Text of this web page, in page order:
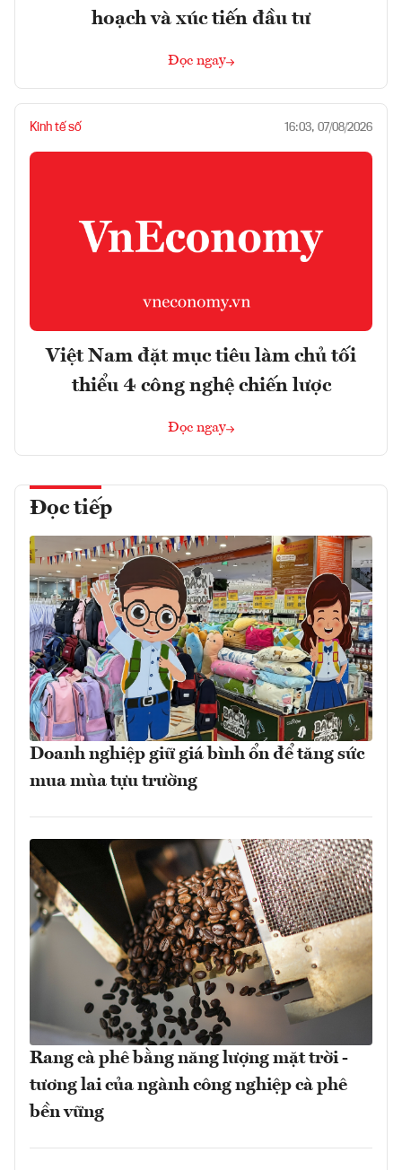
hoạch và xúc tiến đầu tư
Đọc ngay
Kinh tế số 16:03, 07/08/2026
Việt Nam đặt mục tiêu làm chủ tối
thiểu 4 công nghệ chiến lược
Đọc ngay
Đọc tiếp
Doanh nghiệp giữ giá bình ổn để tăng sức
mua mùa tựu trường
Rang cà phê bằng năng lượng mặt trời -
tương lai của ngành công nghiệp cà phê
bền vững